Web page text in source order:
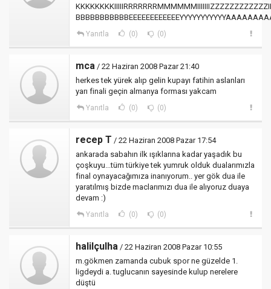
Yanıtla (0) (0)
mca / 22 Haziran 2008 Pazar 21:40
herkes tek yürek alıp gelin kupayı fatihin aslanları
yarı finali geçin almanya forması yakcam
Yanıtla (0) (0)
recep T / 22 Haziran 2008 Pazar 17:54
ankarada sabahın ilk ışıklarına kadar yaşadık bu
çoşkuyu...tüm türkiye tek yumruk olduk dualarımızla
final oynayacağımıza inanıyorum.. yer gök dua ile
yaratılmış bizde maclarımızı dua ile alıyoruz duaya
devam :)
Yanıtla (0) (0)
halilçulha / 22 Haziran 2008 Pazar 10:55
m.gökmen zamanda cubuk spor ne güzelde 1.
ligdeydi a. tuglucanın sayesinde kulup nerelere
düştü